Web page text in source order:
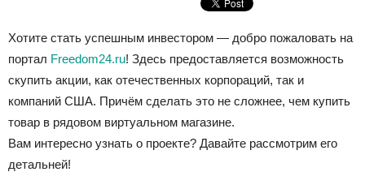
Хотите стать успешным инвестором — добро пожаловать на
портал Freedom24.ru! Здесь предоставляется возможность
скупить акции, как отечественных корпораций, так и
компаний США. Причём сделать это не сложнее, чем купить
товар в рядовом виртуальном магазине.
Вам интересно узнать о проекте? Давайте рассмотрим его
детальней!